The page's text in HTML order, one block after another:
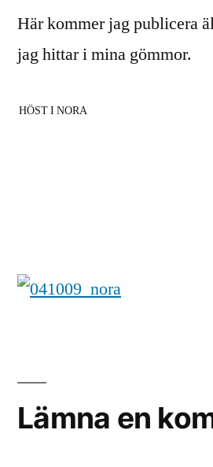
Här kommer jag publicera
jag hittar i mina gömmor.
HÖST I NORA
Lämna en